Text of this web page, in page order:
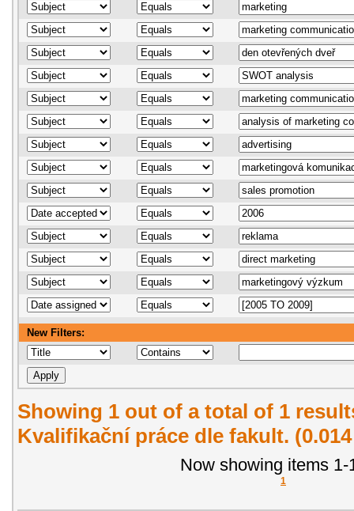
New Filters:
Showing 1 out of a total of 1
Kvalifikační práce dle fakult.
Now showing items 1-
1